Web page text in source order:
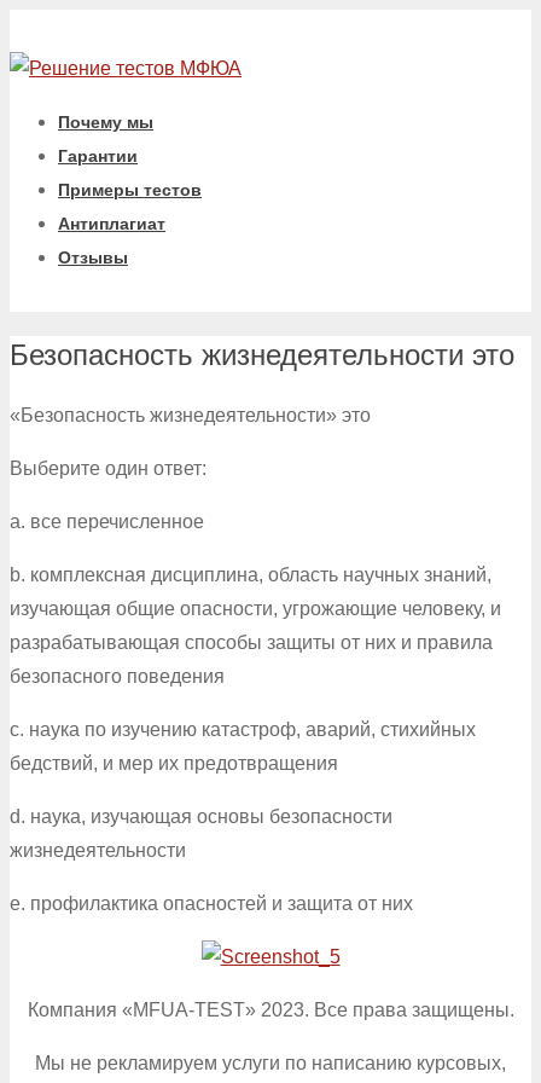
Почему мы
Гарантии
Примеры тестов
Антиплагиат
Отзывы
Безопасность жизнедеятельности это
«Безопасность жизнедеятельности» это
Выберите один ответ:
a. все перечисленное
b. комплексная дисциплина, область научных знаний,
изучающая общие опасности, угрожающие человеку, и
разрабатывающая способы защиты от них и правила
безопасного поведения
c. наука по изучению катастроф, аварий, стихийных
бедствий, и мер их предотвращения
d. наука, изучающая основы безопасности
жизнедеятельности
e. профилактика опасностей и защита от них
Компания «MFUA-TEST» 2023. Все права защищены.
Мы не рекламируем услуги по написанию курсовых,